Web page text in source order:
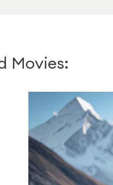
Movies: